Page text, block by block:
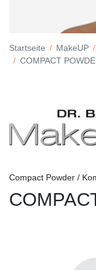
Startseite MakeUP
COMPACT
Compact Powder /